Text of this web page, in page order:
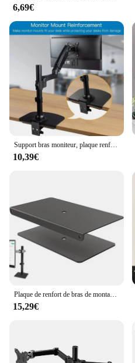
6,69€
10,39€
15,29€